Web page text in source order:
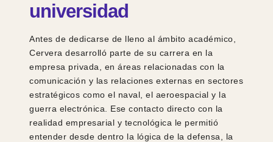
universidad
Antes de dedicarse de lleno al ámbito académico,
Cervera desarrolló parte de su carrera en la
empresa privada, en áreas relacionadas con la
comunicación y las relaciones externas en sectores
estratégicos como el naval, el aeroespacial y la
guerra electrónica. Ese contacto directo con la
realidad empresarial y tecnológica le permitió
entender desde dentro la lógica de la defensa, la